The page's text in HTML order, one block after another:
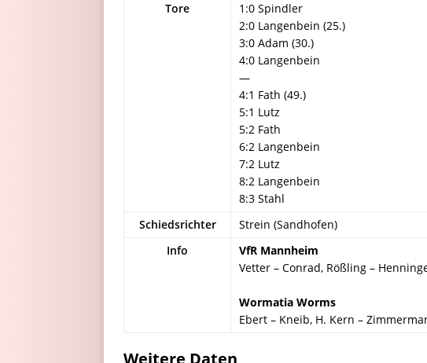
Tore
1:0 Spindler
2:0 Langenbein (25.)
3:0 Adam (30.)
4:0 Langenbein
—
4:1 Fath (49.)
5:1 Lutz
5:2 Fath
6:2 Langenbein
7:2 Lutz
8:2 Langenbein
8:3 Stahl
Schiedsrichter
Strein (Sandhofen)
Info
VfR Mannheim
Vetter – Conrad, Rößling –
Wormatia Worms
Ebert – Kneib, H. Kern –
Weitere Daten